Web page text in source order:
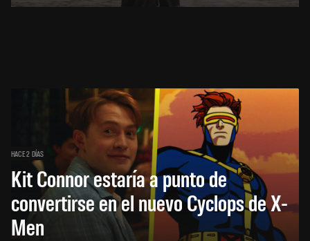
HACE 2 DÍAS
Kit Connor estaría a punto de
convertirse en el nuevo Cyclops de X-
Men